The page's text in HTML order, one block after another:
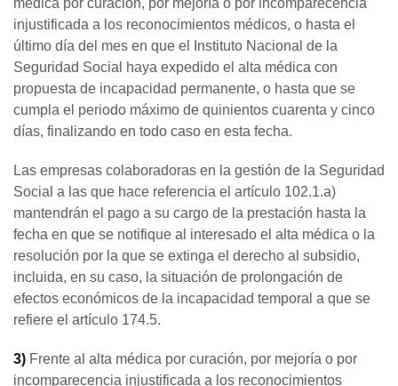
médica por curación, por mejoría o por incomparecencia
injustificada a los reconocimientos médicos, o hasta el
último día del mes en que el Instituto Nacional de la
Seguridad Social haya expedido el alta médica con
propuesta de incapacidad permanente, o hasta que se
cumpla el periodo máximo de quinientos cuarenta y cinco
días, finalizando en todo caso en esta fecha.
Las empresas colaboradoras en la gestión de la Seguridad
Social a las que hace referencia el artículo 102.1.a)
mantendrán el pago a su cargo de la prestación hasta la
fecha en que se notifique al interesado el alta médica o la
resolución por la que se extinga el derecho al subsidio,
incluida, en su caso, la situación de prolongación de
efectos económicos de la incapacidad temporal a que se
refiere el artículo 174.5.
3) Frente al alta médica por curación, por mejoría o por
incomparecencia injustificada a los reconocimientos